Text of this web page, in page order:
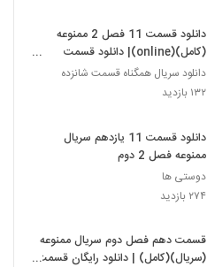
دانلود قسمت 11 فصل 2 ممنوعه
(کامل)(online)| دانلود قسمت
یازدهم فصل دوم ممنوعه (قانونی) .
دانلود سریال همگناه قسمت شانزده
۱۳۲ بازدید
دانلود قسمت 11 یازدهم سریال
ممنوعه فصل 2 دوم
دوستی ها
۲۷۴ بازدید
قسمت دهم فصل دوم سریال ممنوعه
(سریال)(کامل) | دانلود رایگان قسمت